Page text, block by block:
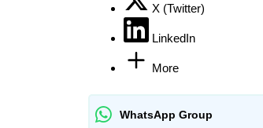
X (Twitter)
LinkedIn
More
WhatsApp Group